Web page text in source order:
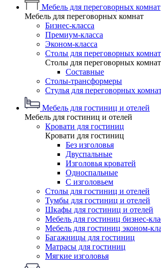
Мебель для переговорных комнат
Мебель для переговорных комнат
Бизнес-класса
Премиум-класса
Эконом-класса
Столы для переговорных комнат
Столы для переговорных комнат
Составные
Столы-трансформеры
Стулья для переговорных
Мебель для гостиниц и отелей
Мебель для гостиниц и отелей
Кровати для гостиниц
Кровати для гостиниц
Без изголовья
Двуспальные
Изголовья кроватей
Односпальные
С изголовьем
Столы для гостиниц и отелей
Тумбы для гостиниц и отелей
Шкафы для гостиниц и отелей
Мебель для гостиниц бизнес-
Мебель для гостиниц эконом-
Багажницы для гостиниц
Матрасы для гостиниц
Мягкие изголовья